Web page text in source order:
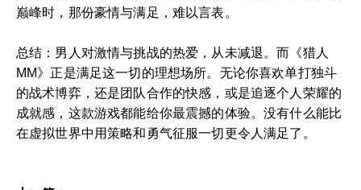
巅峰时，那份豪情与满足，难以言表。
总结：男人对激情与挑战的热爱，从未减退。而《猎人
MM》正是满足这一切的理想场所。无论你喜欢单打独斗
的战术博弈，还是团队合作的快感，或是追逐个人荣耀的
成就感，这款游戏都能给你最震撼的体验。没有什么能比
在虚拟世界中用策略和勇气征服一切更令人满足了。